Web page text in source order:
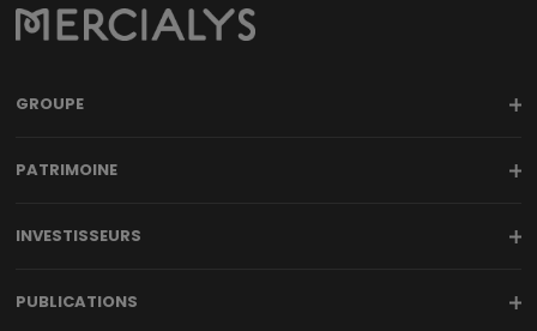
GROUPE
PATRIMOINE
INVESTISSEURS
PUBLICATIONS